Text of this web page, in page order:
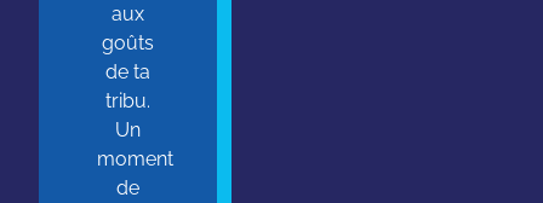
aux
goûts
de ta
tribu.
Un
moment
de